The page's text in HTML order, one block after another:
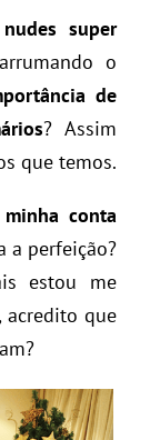
super
o
de
? Assim
que temos.
conta
a perfeição?
estou me
acredito que